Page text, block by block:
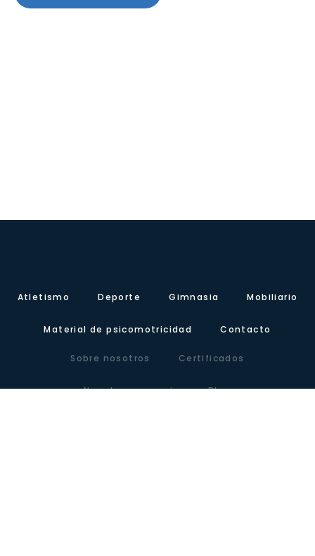
Atletismo Deporte Gimnasia Mobiliario
Material de psicomotricidad Contacto
Sobre nosotros Certificados
Nuestra presencia Blog